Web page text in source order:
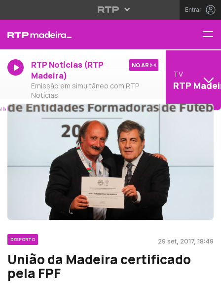
Entrar
RTP Notícias (RTP
Madeira)
Emissão em simultâneo com RTP
Notícias
NO AR
TV
RTP
DESPORTO 29 set, 2017, 18:49
União da Madeira certificado
pela FPF